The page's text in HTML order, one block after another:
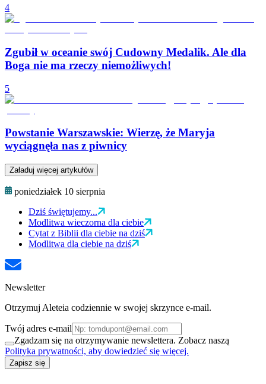
4
Zgubił w oceanie swój Cudowny Medalik. Ale dla
Boga nie ma rzeczy niemożliwych!
5
Powstanie Warszawskie: Wierzę, że Maryja
wyciągnęła nas z piwnicy
Załaduj więcej artykułów
poniedziałek 10 sierpnia
Dziś świętujemy...
Modlitwa wieczorna dla ciebie
Cytat z Biblii dla ciebie na dziś
Modlitwa dla ciebie na dziś
Newsletter
Otrzymuj Aleteia codziennie w swojej skrzynce e-mail.
Twój adres e-mail
Zgadzam się na otrzymywanie newslettera. Zobacz naszą
Polityka prywatności, aby dowiedzieć się więcej.
Zapisz się